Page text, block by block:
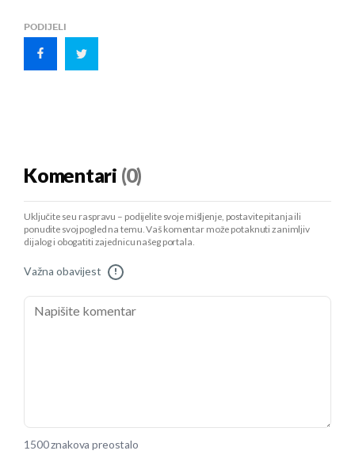
PODIJELI
Komentari (0)
Uključite se u raspravu – podijelite svoje mišljenje, postavite pitanja ili
ponudite svoj pogled na temu. Vaš komentar može potaknuti zanimljiv
dijalog i obogatiti zajednicu našeg portala.
Važna obavijest !
1500 znakova preostalo